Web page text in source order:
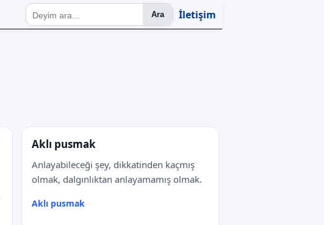
Ara İletişim
Aklı pusmak
Anlayabileceği şey, dikkatinden kaçmış
olmak, dalgınlıktan anlayamamış olmak.
Aklı pusmak